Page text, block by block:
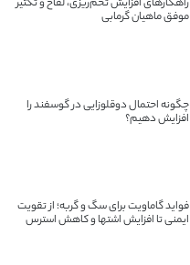
راهکارهای افزایش تخم‌ریزی، لقاح و تکثیر
موفق ماهیان گرمابی
چگونه احتمال دوقلوزایی در گوسفند را
افزایش دهیم؟
فواید گاماویت برای سگ و گربه؛ از تقویت
ایمنی تا افزایش اشتها و کاهش استرس